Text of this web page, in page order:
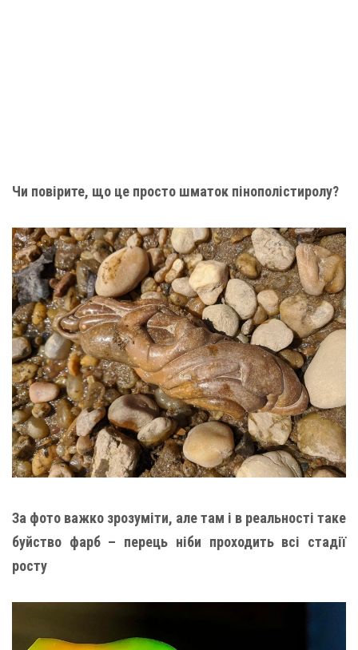
Чи повірите, що це просто шматок пінополістиролу?
За фото важко зрозуміти, але там і в реальності таке
буйство фарб – перець ніби проходить всі стадії
росту